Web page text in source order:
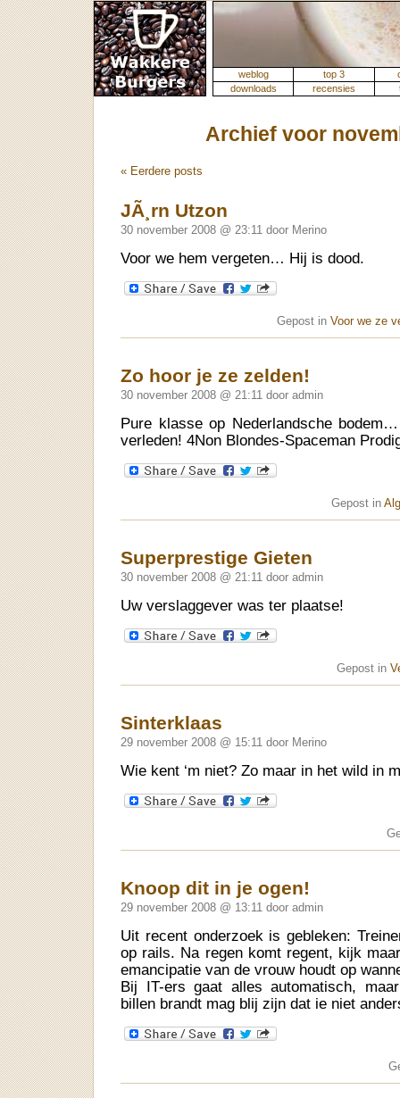
weblog top 3
downloads
recensies
Archief voor
« Eerdere posts
JÃ¸rn Utzon
30 november 2008 @ 23:11 door Merino
Voor we hem vergeten… Hij is dood.
Gepost in Voor we ze
Zo hoor je ze zelden!
30 november 2008 @ 21:11 door admin
Pure klasse op Nederlandsche
verleden! 4Non Blondes-Spaceman
Gepost in
Superprestige Gieten
30 november 2008 @ 21:11 door admin
Uw verslaggever was ter plaatse!
Gepost in
Sinterklaas
29 november 2008 @ 15:11 door Merino
Wie kent ‘m niet? Zo maar in het wild in
Knoop dit in je ogen!
29 november 2008 @ 13:11 door admin
Uit recent onderzoek is gebleken:
op rails. Na regen komt regent, kijk
emancipatie van de vrouw houdt op
Bij IT-ers gaat alles automatisch,
billen brandt mag blij zijn dat ie niet